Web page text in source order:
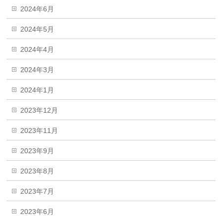
2024年6月
2024年5月
2024年4月
2024年3月
2024年1月
2023年12月
2023年11月
2023年9月
2023年8月
2023年7月
2023年6月